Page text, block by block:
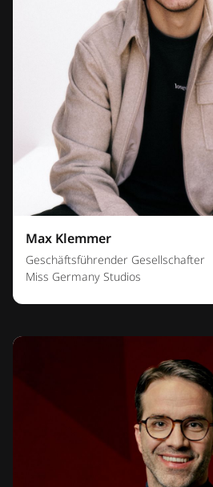
Max Klemmer
Geschäftsführender Gesellschafter
Miss Germany Studios